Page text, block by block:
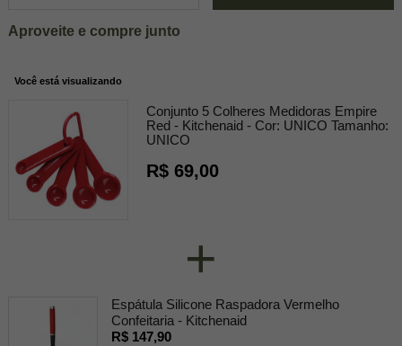
Aproveite e compre junto
Você está visualizando
Conjunto 5 Colheres Medidoras Empire
Red - Kitchenaid - Cor: UNICO Tamanho:
UNICO
R$ 69,00
+
Espátula Silicone Raspadora Vermelho
Confeitaria - Kitchenaid
R$ 147,90